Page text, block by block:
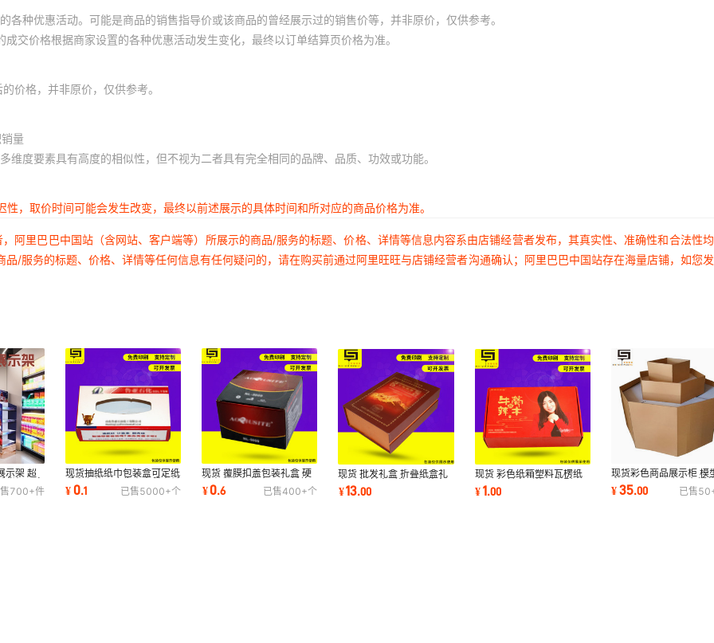
种优惠活动。可能是商品的销售指导价或该商品的曾经展示过的销售价等，并非原价，仅供参考。
交价格根据商家设置的各种优惠活动发生变化，最终以订单结算页价格为准。
价格，并非原价，仅供参考。
量
度要素具有高度的相似性，但不视为二者具有完全相同的品牌、品质、功效或功能。
，取价时间可能会发生改变，最终以前述展示的具体时间和所对应的商品价格为准。
阿里巴巴中国站（含网站、客户端等）所展示的商品/服务的标题、价格、详情等信息内容系由店铺经营者发布，其真实性、准确性和合法性
/服务的标题、价格、详情等任何信息有任何疑问的，请在购买前通过阿里旺旺与店铺经营者沟通确认；阿里巴巴中国站存在海量店铺，如您
示架 超
700+件
现货抽纸纸巾包装盒可定纸
质彩印礼品广告方巾餐巾纸
盒汽车宣传
¥0.1 已售5000+个
现货 覆膜扣盖包装礼盒 硬
纸壳彩印包装盒可定 新款
薄瓦楞彩盒
¥0.6 已售400+个
现货 批发礼盒 折叠纸盒礼
盒可定 长方形礼品包装盒
选世缘包装
¥13.00
现货 彩色纸箱塑料瓦楞纸
飞机盒 长方形礼品大型飞
机盒礼品盒
¥1.00
现货彩色商品展示柜 模
商品展示活动广告台摆
装 来图可定
¥35.00 已售